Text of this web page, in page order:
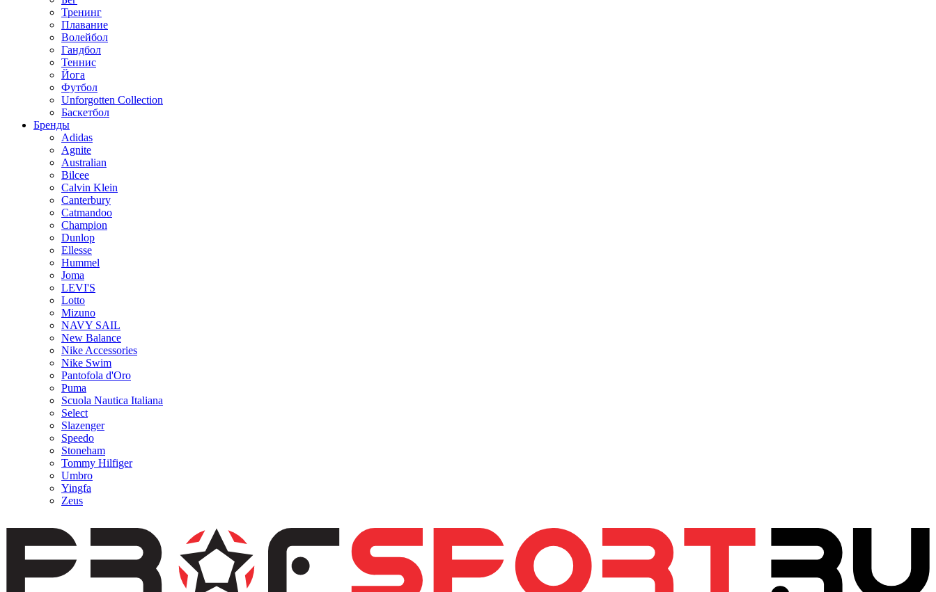
Тренинг
Плавание
Волейбол
Гандбол
Теннис
Йога
Футбол
Unforgotten Collection
Баскетбол
Бренды
Adidas
Agnite
Australian
Bilcee
Calvin Klein
Canterbury
Catmandoo
Champion
Dunlop
Ellesse
Hummel
Joma
LEVI'S
Lotto
Mizuno
NAVY SAIL
New Balance
Nike Accessories
Nike Swim
Pantofola d'Oro
Puma
Scuola Nautica Italiana
Select
Slazenger
Speedo
Stoneham
Tommy Hilfiger
Umbro
Yingfa
Zeus